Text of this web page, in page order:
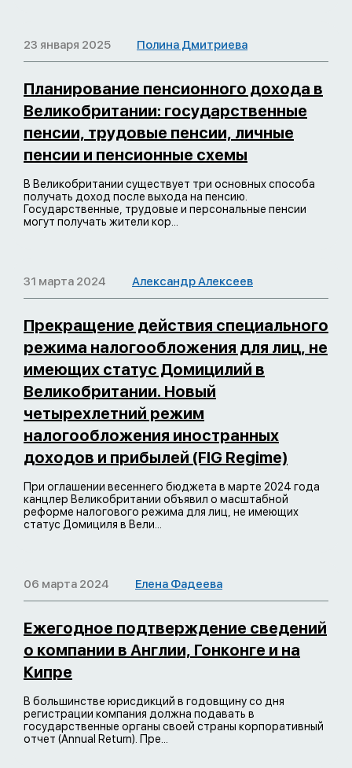
23 января 2025 Полина Дмитриева
Планирование пенсионного дохода в
Великобритании: государственные
пенсии, трудовые пенсии, личные
пенсии и пенсионные схемы
В Великобритании существует три основных способа
получать доход после выхода на пенсию.
Государственные, трудовые и персональные пенсии
могут получать жители кор...
31 марта 2024 Александр Алексеев
Прекращение действия специального
режима налогообложения для лиц, не
имеющих статус Домицилий в
Великобритании. Новый
четырехлетний режим
налогообложения иностранных
доходов и прибылей (FIG Regime)
При оглашении весеннего бюджета в марте 2024 года
канцлер Великобритании объявил о масштабной
реформе налогового режима для лиц, не имеющих
статус Домициля в Вели...
06 марта 2024 Елена Фадеева
Ежегодное подтверждение сведений
о компании в Англии, Гонконге и на
Кипре
В большинстве юрисдикций в годовщину со дня
регистрации компания должна подавать в
государственные органы своей страны корпоративный
отчет (Annual Return). Пре...